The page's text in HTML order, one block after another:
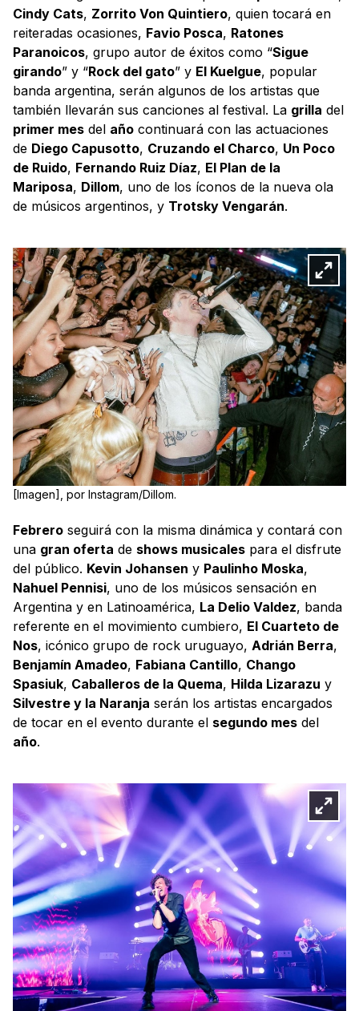
Cindy Cats, Zorrito Von Quintiero, quien tocará en
reiteradas ocasiones, Favio Posca, Ratones
Paranoicos, grupo autor de éxitos como “Sigue
girando” y “Rock del gato” y El Kuelgue, popular
banda argentina, serán algunos de los artistas que
también llevarán sus canciones al festival. La grilla del
primer mes del año continuará con las actuaciones
de Diego Capusotto, Cruzando el Charco, Un Poco
de Ruido, Fernando Ruiz Díaz, El Plan de la
Mariposa, Dillom, uno de los íconos de la nueva ola
de músicos argentinos, y Trotsky Vengarán.
[Imagen], por Instagram/Dillom.
Febrero seguirá con la misma dinámica y contará con
una gran oferta de shows musicales para el disfrute
del público. Kevin Johansen y Paulinho Moska,
Nahuel Pennisi, uno de los músicos sensación en
Argentina y en Latinoamérica, La Delio Valdez, banda
referente en el movimiento cumbiero, El Cuarteto de
Nos, icónico grupo de rock uruguayo, Adrián Berra,
Benjamín Amadeo, Fabiana Cantillo, Chango
Spasiuk, Caballeros de la Quema, Hilda Lizarazu y
Silvestre y la Naranja serán los artistas encargados
de tocar en el evento durante el segundo mes del
año.